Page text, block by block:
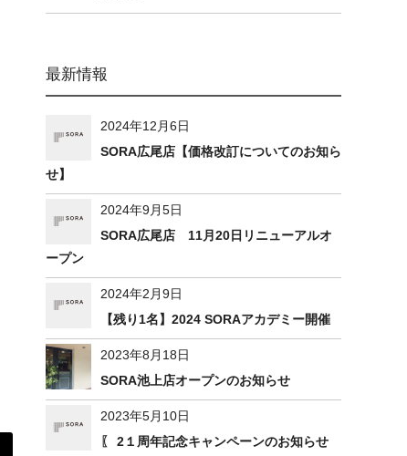
最新情報
2024年12月6日
SORA広尾店【価格改訂についてのお知ら
せ】
2024年9月5日
SORA広尾店 11月20日リニューアルオ
ープン
2024年2月9日
【残り1名】2024 SORAアカデミー開催
2023年8月18日
SORA池上店オープンのお知らせ
2023年5月10日
〖 2１周年記念キャンペーンのお知らせ